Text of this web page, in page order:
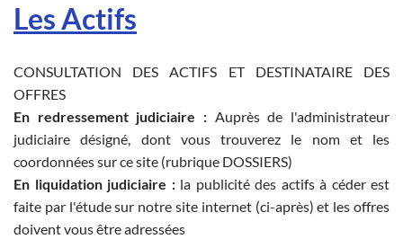
Les Actifs
CONSULTATION DES ACTIFS ET DESTINATAIRE DES
OFFRES
En redressement judiciaire : Auprès de l'administrateur
judiciaire désigné, dont vous trouverez le nom et les
coordonnées sur ce site (rubrique DOSSIERS)
En liquidation judiciaire :la publicité des actifs à céder est
faite par l'étude sur notre site internet (ci-après) et les offres
doivent vous être adressées